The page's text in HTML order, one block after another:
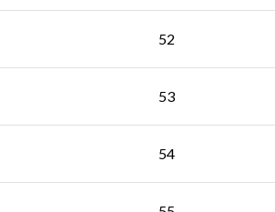
52
53
54